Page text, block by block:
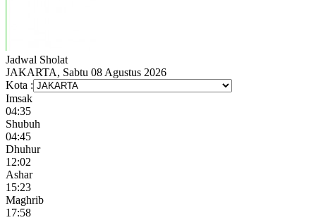
Jadwal Sholat
JAKARTA, Sabtu 08 Agustus 2026
Kota :
Imsak
04:35
Shubuh
04:45
Dhuhur
12:02
Ashar
15:23
Maghrib
17:58